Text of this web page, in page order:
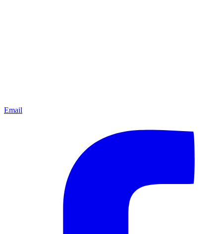
Email